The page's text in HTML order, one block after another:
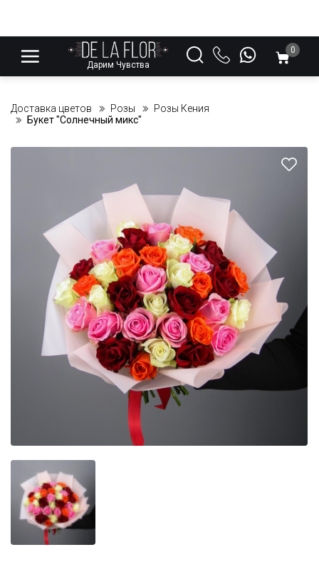
Дарим Чувства
0
Доставка цветов Розы
Розы Кения
Букет "Солнечный микс"